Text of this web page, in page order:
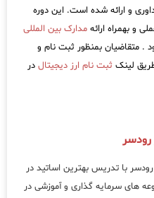
و ارائه شده است. این دوره
مدارک بین المللی
. متقاضیان بمنظور ثبت نام و
لینک ثبت نام ارز دیجیتال در
رودسر
با تدریس بهترین اساتید در
های سرمایه گذاری و آموزشی در